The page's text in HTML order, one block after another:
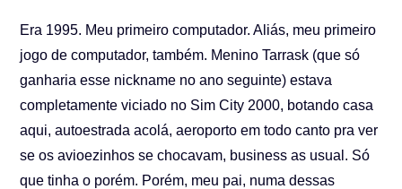
Era 1995. Meu primeiro computador. Aliás, meu primeiro
jogo de computador, também. Menino Tarrask (que só
ganharia esse nickname no ano seguinte) estava
completamente viciado no Sim City 2000, botando casa
aqui, autoestrada acolá, aeroporto em todo canto pra ver
se os avioezinhos se chocavam, business as usual. Só
que tinha o porém. Porém, meu pai, numa dessas